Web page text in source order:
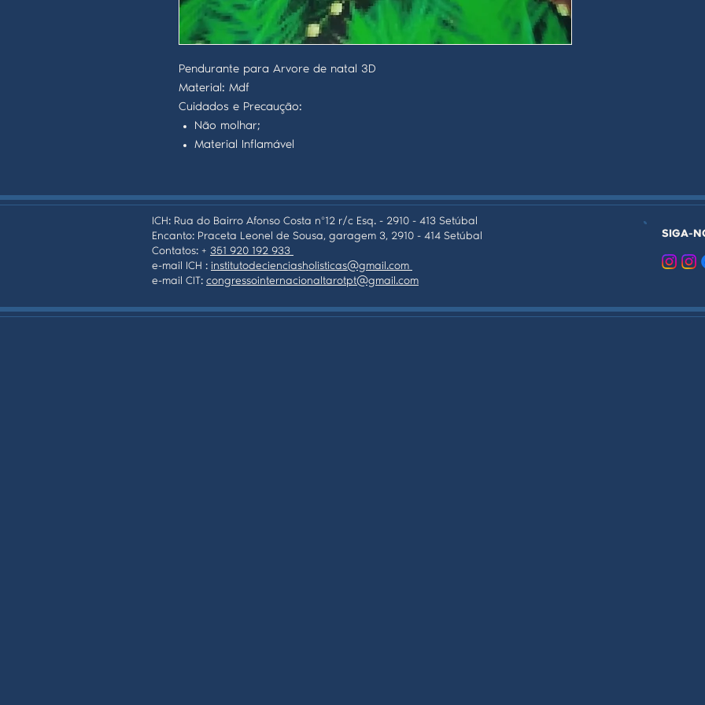
Pendurante para Arvore de natal 3D
Material: Mdf
Cuidados e Precaução:
Não molhar;
Material Inflamável
ICH: Rua do Bairro Afonso Costa nº12 r/c Esq. - 2910 - 413 Setúbal
Encanto: Praceta Leonel de Sousa, garagem 3, 2910 - 414 Setúbal
Contatos: + 351 920 192 933
e-mail ICH : institutodecienciasholisticas@gmail.com
e-mail CIT: congressointernacionaltarotpt@gmail.com
SIGA-